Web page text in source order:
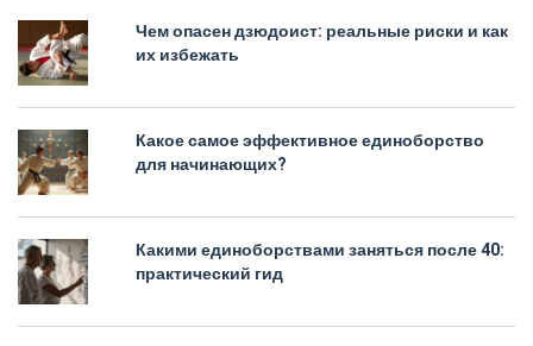
Чем опасен дзюдоист: реальные риски и как
их избежать
Какое самое эффективное единоборство
для начинающих?
Какими единоборствами заняться после 40:
практический гид